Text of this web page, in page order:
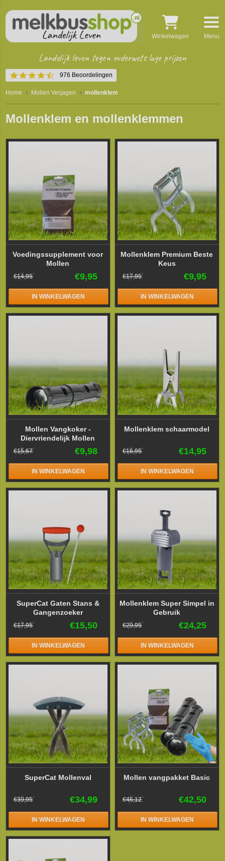
4.5
star
rating
976 Beoordelingen
Landelijk leven tegen ouderwets lage prijzen
Winkelwagen Menu
Home Mollen Verjagen mollenklem
Mollenklem en mollenklemmen
Voedingssupplement voor
Mollen
€9,95
€14,95
IN WINKELWAGEN
Mollenklem Premium Beste
Keus
€9,95
€17,95
IN WINKELWAGEN
Mollen Vangkoker -
Diervriendelijk Mollen
€9,98
€15,67
IN WINKELWAGEN
Mollenklem schaarmodel
€14,95
€16,95
IN WINKELWAGEN
SuperCat Gaten Stans &
Gangenzoeker
€15,50
€17,95
IN WINKELWAGEN
Mollenklem Super Simpel in
Gebruik
€24,25
€29,95
IN WINKELWAGEN
SuperCat Mollenval
€34,99
€39,95
IN WINKELWAGEN
Mollen vangpakket Basic
€42,50
€46,12
IN WINKELWAGEN